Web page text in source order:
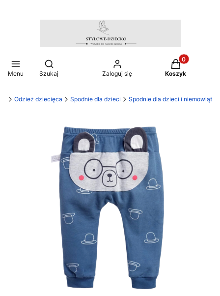
Menu
Otwórz wyszukiwarkę
Szukaj Zaloguj się
Produkty w
Koszyk
Odzież dziecięca Spodnie dla dzieci Spodnie dla dzieci i niemowląt